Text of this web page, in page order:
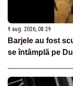
9 aug. 2026, 08:29
Barjele au fost
se întâmplă pe